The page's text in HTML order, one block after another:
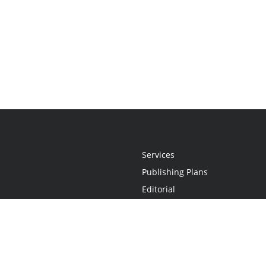
Services
Publishing Plans
Editorial